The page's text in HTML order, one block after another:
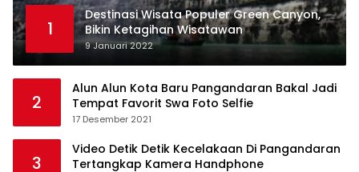
1
Destinasi Wisata Populer Green Canyon,
Bikin Ketagihan Wisatawan
9 Januari 2022
2
Alun Alun Kota Baru Pangandaran Bakal Jadi
Tempat Favorit Swa Foto Selfie
17 Desember 2021
3
Video Detik Detik Kecelakaan Di Pangandaran
Tertangkap Kamera Handphone